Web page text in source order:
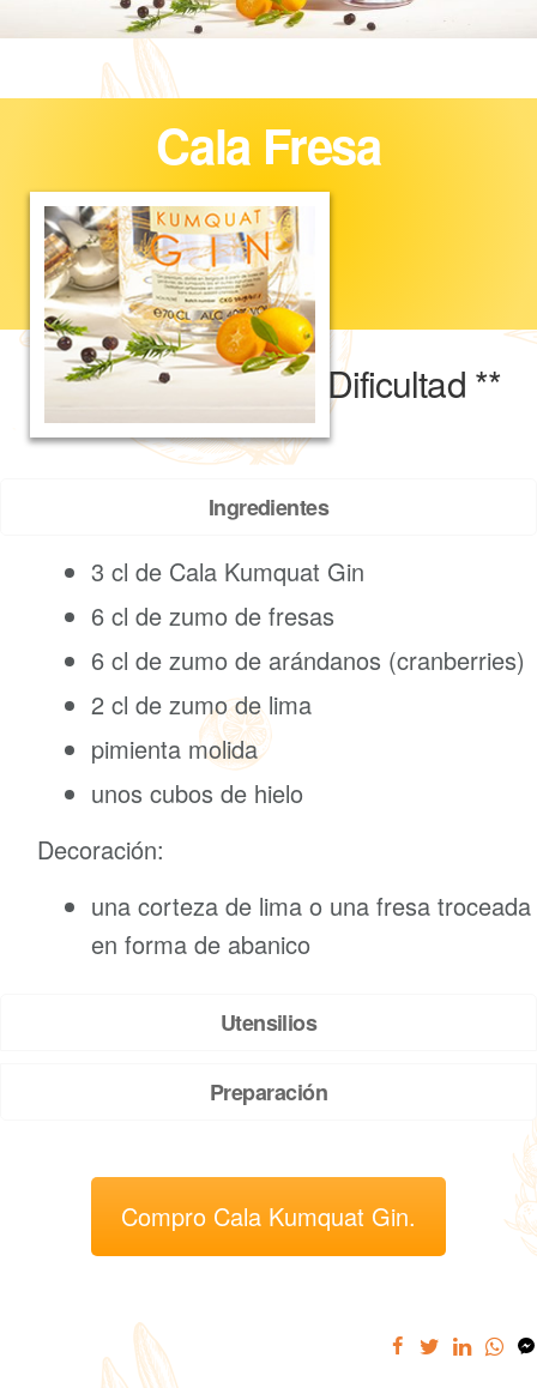
Cala Fresa
Dificultad **
Ingredientes
3 cl de Cala Kumquat Gin
6 cl de zumo de fresas
6 cl de zumo de arándanos (cranberries)
2 cl de zumo de lima
pimienta molida
unos cubos de hielo
Decoración:
una corteza de lima o una fresa troceada
en forma de abanico
Utensilios
Preparación
Compro Cala Kumquat Gin.